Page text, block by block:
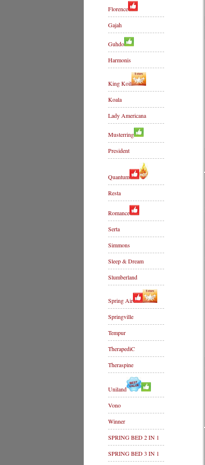
Florence
Gajah
Guhdo
Harmonis
King Koil
Koala
Lady Americana
Musterring
President
Quantum
Resta
Romance
Serta
Simmons
Sleep & Dream
Slumberland
Spring Air
Springville
Tempur
TherapediC
Theraspine
Uniland
Vono
Winner
SPRING BED 2 IN 1
SPRING BED 3 IN 1